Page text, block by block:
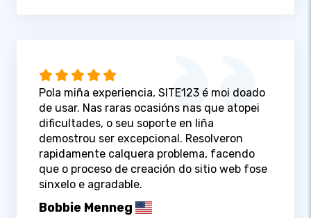
Pola miña experiencia, SITE123 é moi doado
de usar. Nas raras ocasións nas que atopei
dificultades, o seu soporte en liña
demostrou ser excepcional. Resolveron
rapidamente calquera problema, facendo
que o proceso de creación do sitio web fose
sinxelo e agradable.
Bobbie Menneg